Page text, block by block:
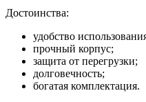
Достоинства:
удобство
прочный корпус;
защита от перегрузки;
долговечность;
богатая комплектация.